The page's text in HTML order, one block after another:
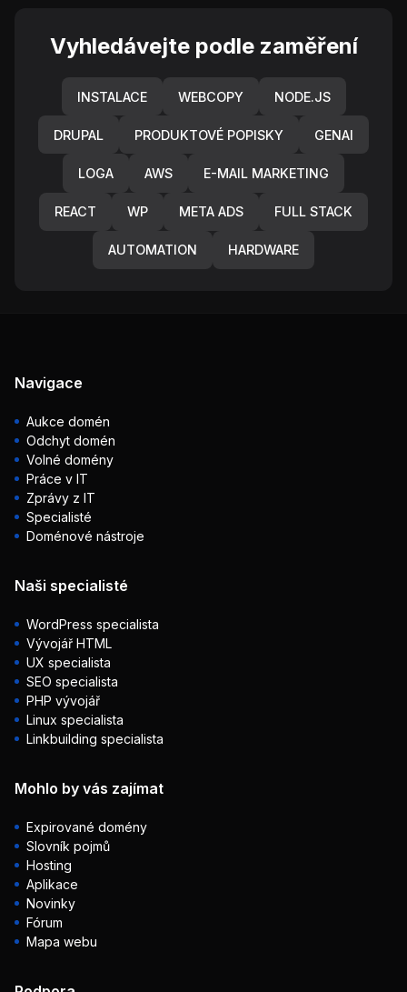
Vyhledávejte podle zaměření
INSTALACE WEBCOPY NODE.JS
DRUPAL PRODUKTOVÉ POPISKY GENAI
LOGA AWS E-MAIL MARKETING
REACT WP META ADS FULL STACK
AUTOMATION HARDWARE
Navigace
Aukce domén
Odchyt domén
Volné domény
Práce v IT
Zprávy z IT
Specialisté
Doménové nástroje
Naši specialisté
WordPress specialista
Vývojář HTML
UX specialista
SEO specialista
PHP vývojář
Linux specialista
Linkbuilding specialista
Mohlo by vás zajímat
Expirované domény
Slovník pojmů
Hosting
Aplikace
Novinky
Fórum
Mapa webu